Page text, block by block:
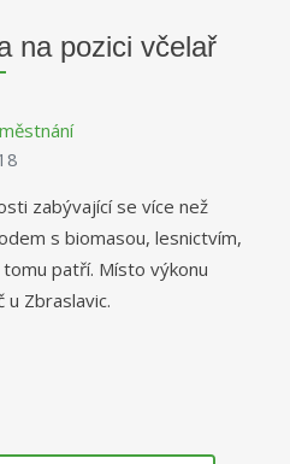
na pozici včelař
zabývající se více než
s biomasou, lesnictvím,
patří. Místo výkonu
u Zbraslavic.